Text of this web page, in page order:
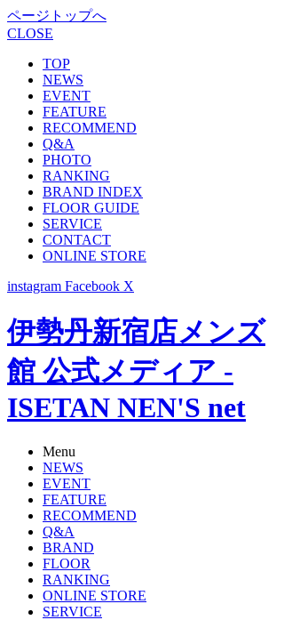
ページトップへ
CLOSE
TOP
NEWS
EVENT
FEATURE
RECOMMEND
Q&A
PHOTO
RANKING
BRAND INDEX
FLOOR GUIDE
SERVICE
CONTACT
ONLINE STORE
instagram Facebook X
伊勢丹新宿店メンズ
館 公式メディア -
ISETAN NEN'S net
Menu
NEWS
EVENT
FEATURE
RECOMMEND
Q&A
BRAND
FLOOR
RANKING
ONLINE STORE
SERVICE